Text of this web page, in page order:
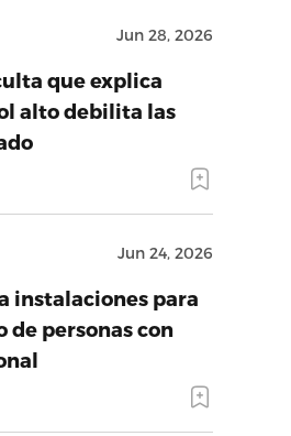
Jun 28, 2026
que explica
alto debilita las
Jun 24, 2026
instalaciones para
de personas con